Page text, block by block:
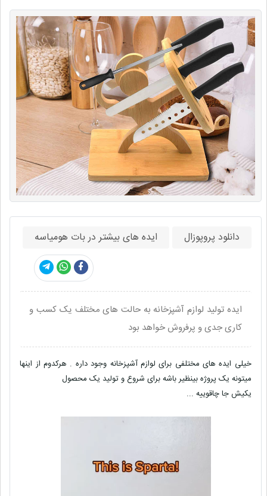
دانلود پروپوزال ایده های بیشتر در بات هومیاسه
ایده تولید لوازم آشپزخانه به حالت های مختلف یک کسب و
کاری جدی و پرفروش خواهد بود
خیلی ایده های مختلفی برای لوازم آشپزخانه وجود داره . هرکدوم از اینها
میتونه یک پروژه بینظیر باشه برای شروع و تولید یک محصول
یکیش جا چاقوییه ...